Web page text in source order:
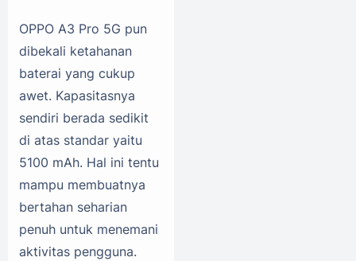
OPPO A3 Pro 5G pun
dibekali ketahanan
baterai yang cukup
awet. Kapasitasnya
sendiri berada sedikit
di atas standar yaitu
5100 mAh. Hal ini tentu
mampu membuatnya
bertahan seharian
penuh untuk menemani
aktivitas pengguna.